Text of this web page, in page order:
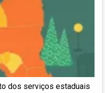
dos serviços estaduais